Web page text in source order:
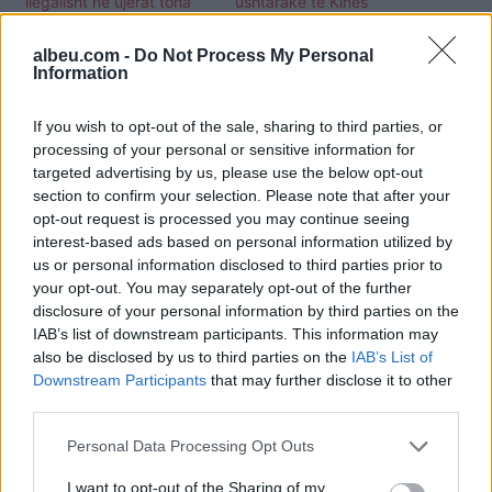
albeu.com - Do Not Process My Personal
Information
If you wish to opt-out of the sale, sharing to third parties, or
processing of your personal or sensitive information for
targeted advertising by us, please use the below opt-out
section to confirm your selection. Please note that after your
opt-out request is processed you may continue seeing
interest-based ads based on personal information utilized by
us or personal information disclosed to third parties prior to
your opt-out. You may separately opt-out of the further
disclosure of your personal information by third parties on the
IAB’s list of downstream participants. This information may
also be disclosed by us to third parties on the IAB’s List of
Downstream Participants that may further disclose it to other
Personal Data Processing Opt Outs
I want to opt-out of the Sharing of my
“Lojërat e luftës”, Kina
dëbon një luftëanije
amerikane: Uashingtoni
po shkakton rreziqe
sigurie